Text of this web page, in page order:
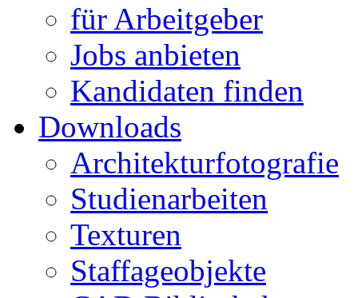
für Arbeitgeber
Jobs anbieten
Kandidaten finden
Downloads
Architekturfotografie
Studienarbeiten
Texturen
Staffageobjekte